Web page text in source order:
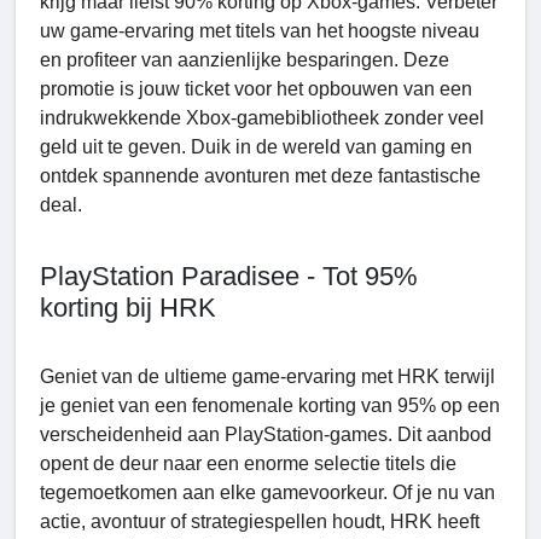
uw game-ervaring met titels van het hoogste niveau
en profiteer van aanzienlijke besparingen. Deze
promotie is jouw ticket voor het opbouwen van een
indrukwekkende Xbox-gamebibliotheek zonder veel
geld uit te geven. Duik in de wereld van gaming en
ontdek spannende avonturen met deze fantastische
deal.
PlayStation Paradiseе - Tot 95%
korting bij HRK
Geniet van de ultieme game-ervaring met HRK terwijl
je geniet van een fenomenale korting van 95% op een
verscheidenheid aan PlayStation-games. Dit aanbod
opent de deur naar een enorme selectie titels die
tegemoetkomen aan elke gamevoorkeur. Of je nu van
actie, avontuur of strategiespellen houdt, HRK heeft